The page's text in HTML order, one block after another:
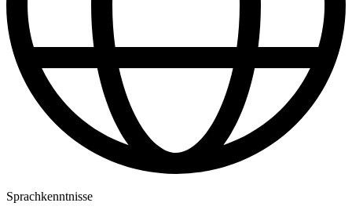
Sprachkenntnisse